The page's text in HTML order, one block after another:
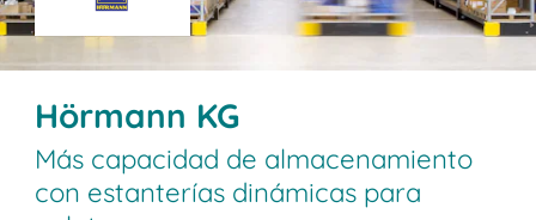
Hörmann KG
Más capacidad de almacenamiento
con estanterías dinámicas para